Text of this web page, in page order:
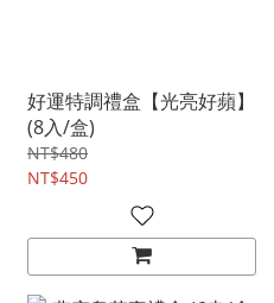
好運特調禮盒【光亮好蘋】
(8入/盒)
NT$480
NT$450